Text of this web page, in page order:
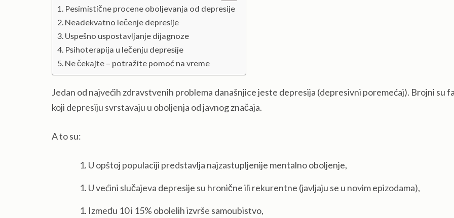
Pesimistične procene oboljevanja od depresije
Neadekvatno lečenje depresije
Uspešno uspostavljanje dijagnoze
Psihoterapija u lečenju depresije
Ne čekajte – potražite pomoć na vreme
Jedan od najvećih zdravstvenih problema današnjice jeste depresija (depresivni poremećaj). Brojni su
koji depresiju svrstavaju u oboljenja od javnog značaja.
A to su:
U opštoj populaciji predstavlja najzastupljenije mentalno oboljenje,
U većini slučajeva depresije su hronične ili rekurentne (javljaju se u novim epizodama),
Između 10 i 15% obolelih izvrše samoubistvo,